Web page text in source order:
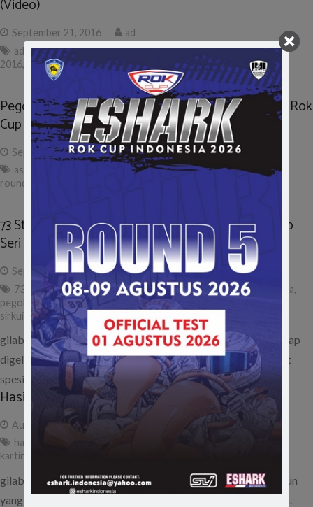
(Video)
September 21, 2016
ad
aditya wibowo,asia rok cup 2016,cadet rok,eshark rok cup
2016, gandasari racing team juara nasional ,round final video
Pegokart Indonesia vs Pegokart Asia di Final Eshark Rok
Cup (Video)
September 17, 2016
ad
asia rok cup 2016
eshark rok cup indonesia 2016,highlight,
round final
73 Starter Nasional & Asia Ramaikan Eshark Rok Cup
Seri Final
September 10, 2016
ad
73 starter,asia rok cup ,eshark rok cup indonesia,pegokart asia,
pegokart indonesia, round 5 round final,
sirkuit gokart sentul
gilabalap.com – Eshark Rok Cup Indonesia seri pamungkas siap
digelar Minggu (11/9) besok di Sentul Karting Circuit. Sedikit
spesial round 6…
Hasil Lengkap RMC 2016 Round Final
August 28, 2016
ad
hasil
karting
gilabalap.com – Meski menurun dari sisi jumlah peserta, namun
yang namanya seri final tetap saja berlangsung menegangkan.